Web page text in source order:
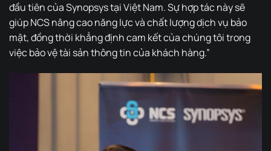
đầu tiên của Synopsys tại Việt Nam. Sự hợp tác này sẽ
giúp NCS nâng cao năng lực và chất lượng dịch vụ bảo
mật, đồng thời khẳng định cam kết của chúng tôi trong
việc bảo vệ tài sản thông tin của khách hàng.”